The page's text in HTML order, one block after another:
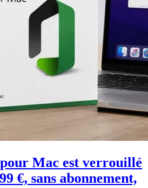
Mac est verrouillé
€, sans abonnement,